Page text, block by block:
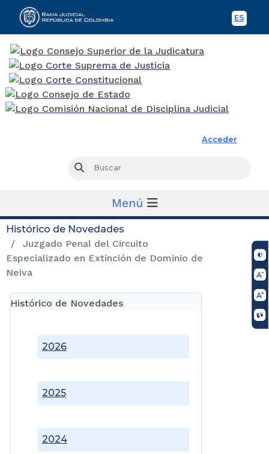
ES
Acceder
Buscar
Menú
Histórico de Novedades
Juzgado Penal del Circuito
Especializado en Extinción de Dominio de
Neiva
Histórico de Novedades
2024
2025
2026